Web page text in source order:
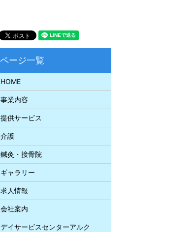
HOME
事業内容
提供サービス
介護
鍼灸・接骨院
ギャラリー
求人情報
会社案内
デイサービスセンターアルク